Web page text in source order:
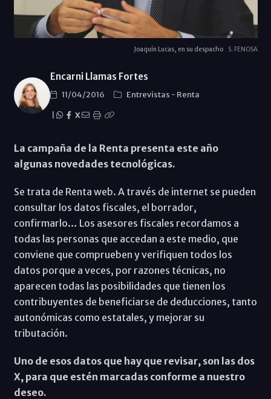
Joaquín Lucas, en su despacho S. FENOSA
Encarni Llamas Fortes
11/04/2016 Entrevistas - Renta
X
La campaña de la Renta presenta este año
algunas novedades tecnológicas.
Se trata de Renta web. A través de internet se pueden
consultar los datos fiscales, el borrador,
confirmarlo… Los asesores fiscales recordamos a
todas las personas que accedan a este medio, que
conviene que comprueben y verifiquen todos los
datos porque a veces, por razones técnicas, no
aparecen todas las posibilidades que tienen los
contribuyentes de beneficiarse de deducciones, tanto
autonómicas como estatales, y mejorar su
tributación.
Uno de esos datos que hay que revisar, son las dos
X, para que estén marcadas conforme a nuestro
deseo.